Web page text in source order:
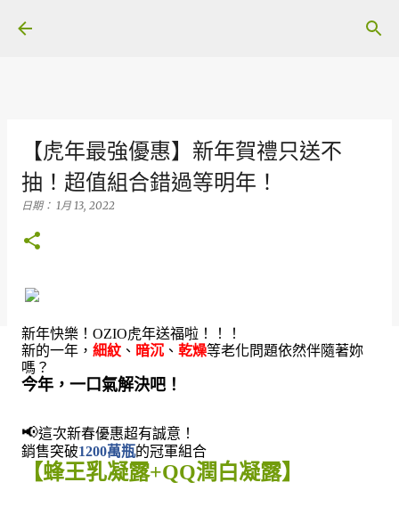
【虎年最強優惠】新年賀禮只送不
抽！超值組合錯過等明年！
日期： 1月 13, 2022
新年快樂！OZIO虎年送福啦！！！
新的一年， 細紋 、 暗沉 、 乾燥等老化問題依然伴隨著妳
嗎？
今年，一口氣解決吧！
📢這次新春優惠超有誠意！
銷售突破1200萬瓶的冠軍組合
【蜂王乳凝露+QQ潤白凝露】